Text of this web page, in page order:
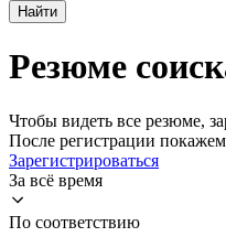
Найти
Резюме
Чтобы видеть все резюме,
После регистрации
Зарегистрироваться
За всё время
По соответствию